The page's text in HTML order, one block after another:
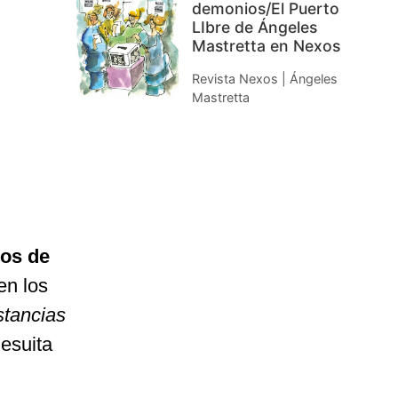
de
los
demonios/El Puerto
LIbre de Ángeles
Mastretta en Nexos
Revista Nexos | Ángeles
Mastretta